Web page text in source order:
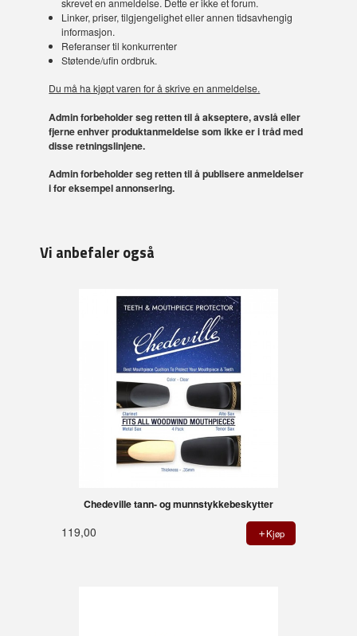
Linker, priser, tilgjengelighet eller annen tidsavhengig
informasjon.
Referanser til konkurrenter
Støtende/ufin ordbruk.
Du må ha kjøpt varen for å skrive en anmeldelse.
Admin forbeholder seg retten til å akseptere, avslå eller
fjerne enhver produktanmeldelse som ikke er i tråd med
disse retningslinjene.
Admin forbeholder seg retten til å publisere anmeldelser
i for eksempel annonsering.
Vi anbefaler også
Chedeville tann- og munnstykkebeskytter
119,00 Kjøp